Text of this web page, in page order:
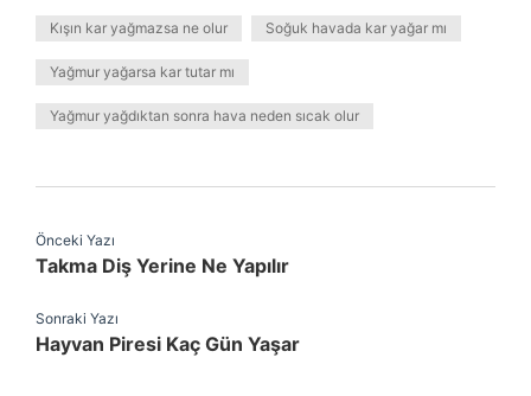
Kışın kar yağmazsa ne olur Soğuk havada kar yağar mı
Yağmur yağarsa kar tutar mı
Yağmur yağdıktan sonra hava neden sıcak olur
Önceki Yazı
Takma Diş Yerine Ne Yapılır
Sonraki Yazı
Hayvan Piresi Kaç Gün Yaşar